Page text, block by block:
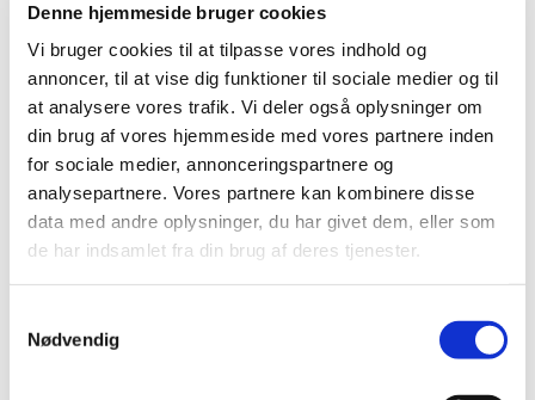
Denne hjemmeside bruger cookies
Vi bruger cookies til at tilpasse vores indhold og
annoncer, til at vise dig funktioner til sociale medier og til
at analysere vores trafik. Vi deler også oplysninger om
din brug af vores hjemmeside med vores partnere inden
for sociale medier, annonceringspartnere og
analysepartnere. Vores partnere kan kombinere disse
data med andre oplysninger, du har givet dem, eller som
de har indsamlet fra din brug af deres tjenester.
Nødvendig